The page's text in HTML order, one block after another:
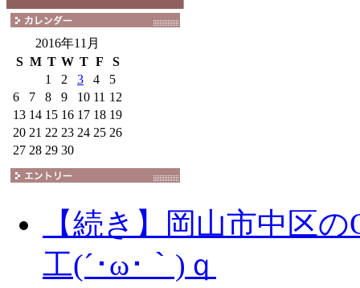
2016年11月
S M T W T F
S
1
2 3 4
5
6
7 8 9 10 11 12
13 14 15 16 17 18 19
20 21 22 23 24 25 26
27 28 29 30
【続き】岡山市中区
工(´･ω･｀)ｑ